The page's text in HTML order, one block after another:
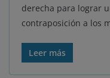
derecha para lograr
contraposición a los
Leer más